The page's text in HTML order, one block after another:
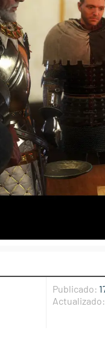
Publicado:
Actualizado: